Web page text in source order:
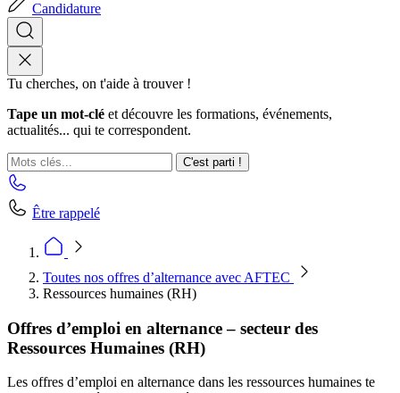
Candidature
Tu cherches, on t'aide à trouver !
Tape un mot-clé et découvre les formations, événements,
actualités... qui te correspondent.
C'est parti !
Être rappelé
Toutes nos offres d’alternance avec AFTEC
Ressources humaines (RH)
Offres d’emploi en alternance – secteur des
Ressources Humaines (RH)
Les offres d’emploi en alternance dans les ressources humaines te